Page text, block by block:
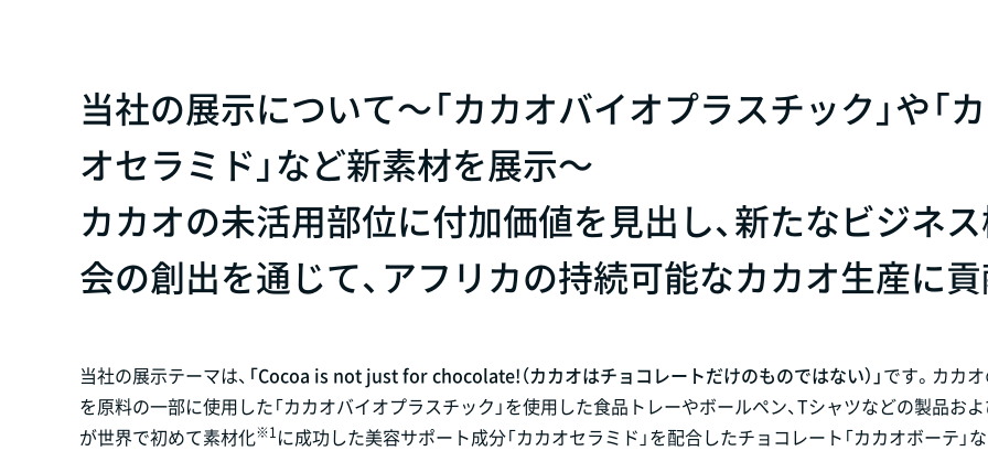
当社の展示について～「カカオバイオプラスチック」や「
オセラミド」など新素材を展示～
カカオの未活用部位に付加価値を見出し、新たなビジネ
会の創出を通じて、アフリカの持続可能なカカオ生産に
当社の展示テーマは、 「Cocoa is not just for chocolate!（カカオはチョコレートだけのものではない）」です。カカ
を原料の一部に使用した「カカオバイオプラスチック」を使用した食品トレーやボールペン、Tシャツなどの製品およ
が世界で初めて素材化※1に成功した美容サポート成分「カカオセラミド」を配合したチョコレート「カカオボーテ」